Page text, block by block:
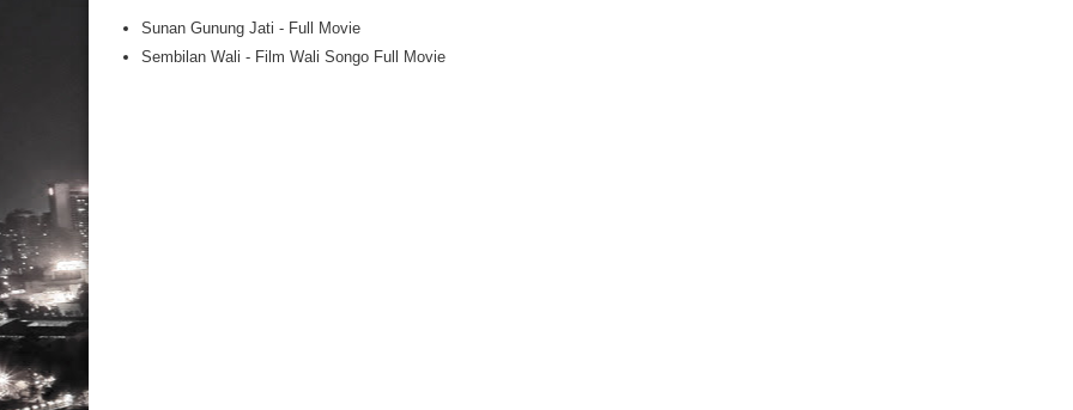
Sunan Gunung Jati - Full Movie
Sembilan Wali - Film Wali Songo Full Movie